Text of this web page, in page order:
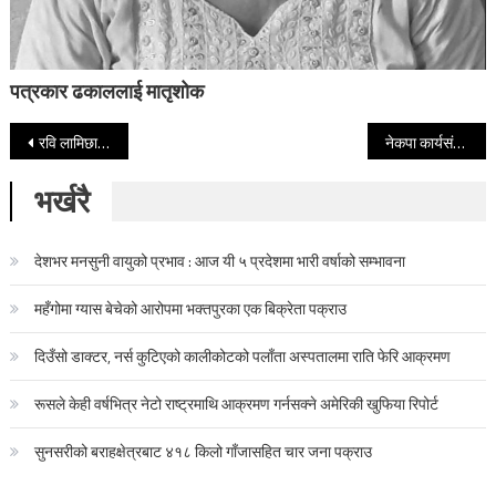
पत्रकार ढकाललाई मातृशोक
Post navigation
रवि लामिछानेले बोलाए रास्वपा सचिवालय बैठक नेकपा कार्यसंयोजन समिति पहिलो बैठकका सातबुँदे निर्णय सार्वजनिक
भर्खरै
देशभर मनसुनी वायुको प्रभाव : आज यी ५ प्रदेशमा भारी वर्षाको सम्भावना
महँगोमा ग्यास बेचेको आरोपमा भक्तपुरका एक बिक्रेता पक्राउ
दिउँसो डाक्टर, नर्स कुटिएको कालीकोटको पलाँता अस्पतालमा राति फेरि आक्रमण
रूसले केही वर्षभित्र नेटो राष्ट्रमाथि आक्रमण गर्नसक्ने अमेरिकी खुफिया रिपोर्ट
सुनसरीको बराहक्षेत्रबाट ४१८ किलो गाँजासहित चार जना पक्राउ